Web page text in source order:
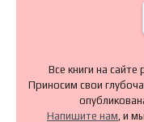
Все книги на
Приносим свои
Напишите нам, и